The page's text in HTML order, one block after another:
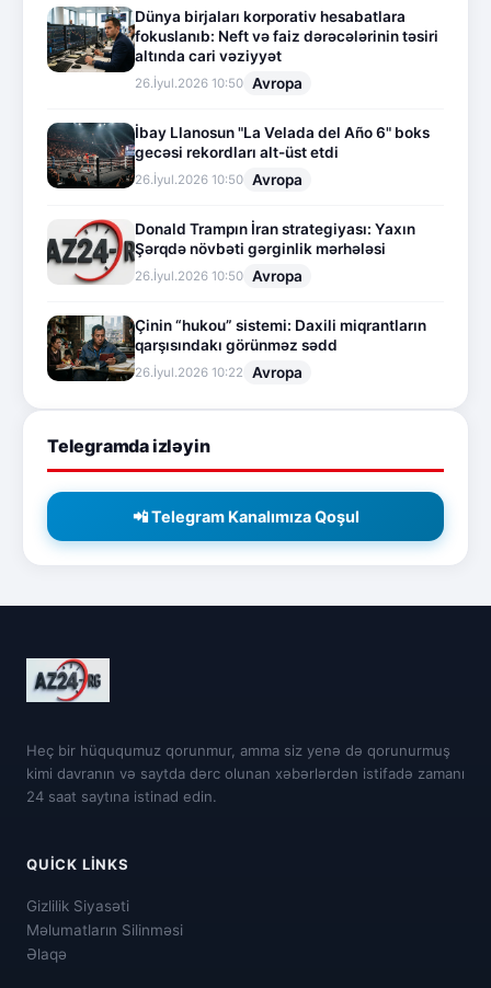
Dünya birjaları korporativ hesabatlara
fokuslanıb: Neft və faiz dərəcələrinin təsiri
altında cari vəziyyət
26.İyul.2026 10:50 Avropa
İbay Llanosun "La Velada del Año 6" boks
gecəsi rekordları alt-üst etdi
26.İyul.2026 10:50 Avropa
Donald Trampın İran strategiyası: Yaxın
Şərqdə növbəti gərginlik mərhələsi
26.İyul.2026 10:50 Avropa
Çinin “hukou” sistemi: Daxili miqrantların
qarşısındakı görünməz sədd
26.İyul.2026 10:22 Avropa
Telegramda izləyin
📲 Telegram Kanalımıza Qoşul
Heç bir hüququmuz qorunmur, amma siz yenə də qorunurmuş
kimi davranın və saytda dərc olunan xəbərlərdən istifadə zamanı
24 saat saytına istinad edin.
QUICK LINKS
Gizlilik Siyasəti
Məlumatların Silinməsi
Əlaqə